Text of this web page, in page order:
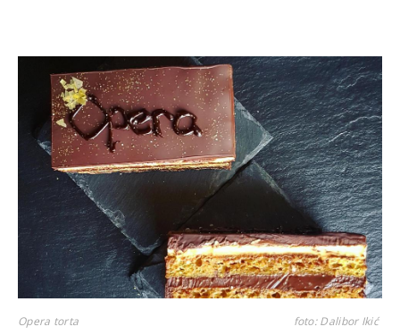
Opera torta foto: Dalibor Ikić